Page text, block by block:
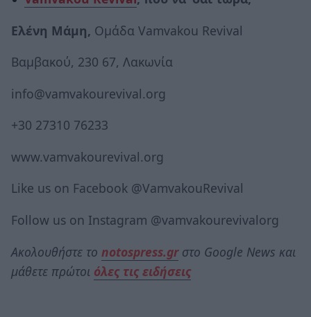
Ελένη Μάμη, Ομάδα Vamvakou Revival
Βαμβακού, 230 67, Λακωνία
info@vamvakourevival.org
+30 27310 76233
www.vamvakourevival.org
Like us on Facebook @VamvakouRevival
Follow us on Instagram @vamvakourevivalorg
Ακολουθήστε το notospress.grστο Google News και
μάθετε πρώτοι όλες τις ειδήσεις